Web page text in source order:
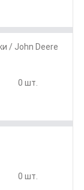
/ John Deere
0 шт.
0 шт.